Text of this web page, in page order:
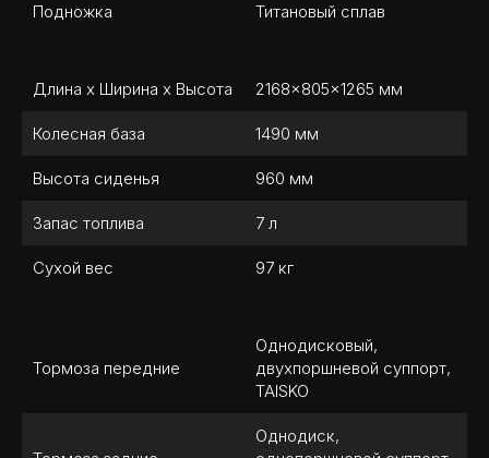
Подножка Титановый сплав
Длина х Ширина х Высота 2168×805×1265 мм
Колесная база 1490 мм
Высота сиденья 960 мм
Запас топлива 7 л
Сухой вес 97 кг
Тормоза передние
Однодисковый,
двухпоршневой суппорт,
TAISKO
Однодиск,